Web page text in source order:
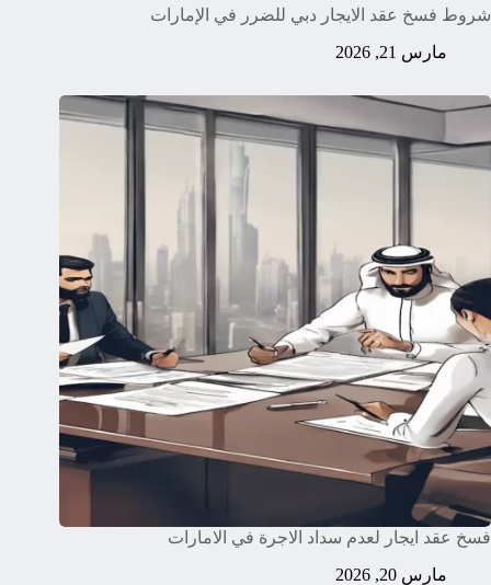
شروط فسخ عقد الايجار دبي للضرر في الإمارات
مارس 21, 2026
فسخ عقد ايجار لعدم سداد الاجرة في الامارات
مارس 20, 2026